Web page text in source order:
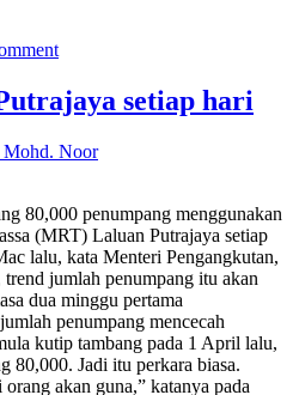
setiap hari
Mohd. Noor
80,000 penumpang menggunakan
(MRT) Laluan Putrajaya setiap
lalu, kata Menteri Pengangkutan,
jumlah penumpang itu akan
dua minggu pertama
penumpang mencecah
kutip tambang pada 1 April lalu,
80,000. Jadi itu perkara biasa.
akan guna,” katanya pada